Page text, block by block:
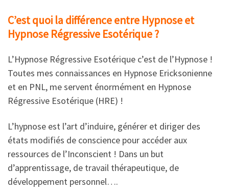
C’est quoi la différence entre Hypnose et
Hypnose Régressive Esotérique ?
L’Hypnose Régressive Esotérique c’est de l’Hypnose !
Toutes mes connaissances en Hypnose Ericksonienne
et en PNL, me servent énormément en Hypnose
Régressive Esotérique (HRE) !
L’hypnose est l’art d’induire, générer et diriger des
états modifiés de conscience pour accéder aux
ressources de l’Inconscient ! Dans un but
d’apprentissage, de travail thérapeutique, de
développement personnel….